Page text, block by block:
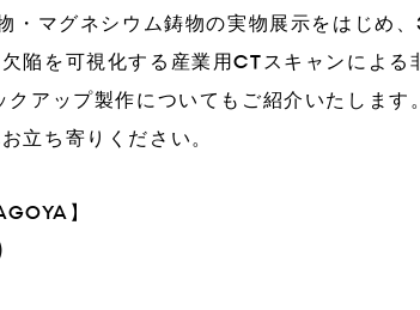
・マグネシウム鋳物の実物展示をはじめ
陥を可視化する産業用CTスキャンによる
アップ製作についてもご紹介いたします
立ち寄りください。
】